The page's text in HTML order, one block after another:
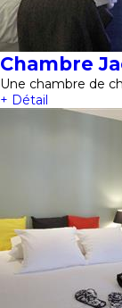
Chambre
Une chambre de
+ Détail